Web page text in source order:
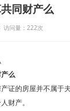
同财产么
访问量：222次
么
证的房屋并不属于
财产。